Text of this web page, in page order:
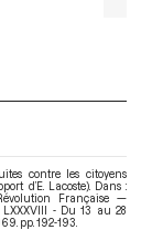
contre les citoyens
d’E. Lacoste). Dans :
Française —
LXXXVIII - Du 13 au 28
pp. 192-193.